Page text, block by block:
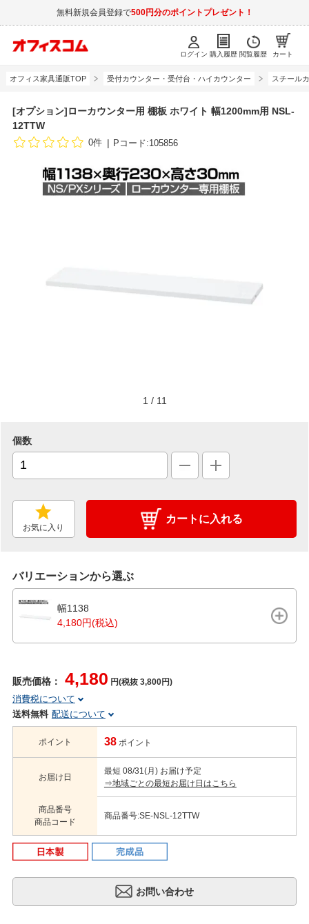
無料新規会員登録で500円分のポイントプレゼント！
ログイン 購入履歴 閲覧履歴 カート
オフィス家具通販TOP 受付カウンター・受付台・ハイカウンター スチール
[オプション]ローカウンター用 棚板 ホワイト 幅1200mm用 NSL-
12TTW
0件 Pコード:105856
1 / 11
個数
お気に入り
カートに入れる
バリエーションから選ぶ
幅1138
4,180円(税込)
販売価格： 4,180 円(税抜 3,800円)
消費税について
送料無料 配送について
ポイント 38 ポイント
お届け日
最短 08/31(月) お届け予定
⇒地域ごとの最短お届け日はこちら
商品番号
商品コード
商品番号:SE-NSL-12TTW